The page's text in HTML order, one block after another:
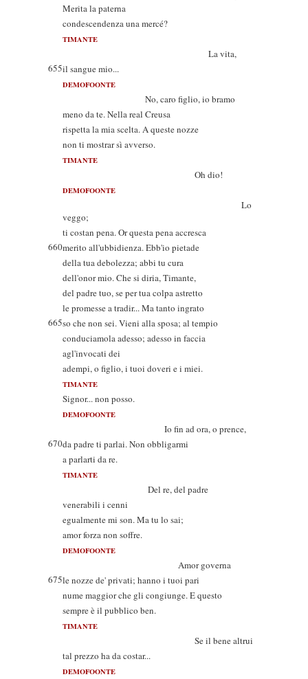
Merita la paterna
condescendenza una mercé?
TIMANTE
La vita,
655il sangue mio...
DEMOFOONTE
No, caro figlio, io bramo
meno da te. Nella real Creusa
rispetta la mia scelta. A queste nozze
non ti mostrar sì avverso.
TIMANTE
Oh dio!
DEMOFOONTE
Lo
veggo;
ti costan pena. Or questa pena accresca
660merito all'ubbidienza. Ebb'io pietade
della tua debolezza; abbi tu cura
dell'onor mio. Che si diria, Timante,
del padre tuo, se per tua colpa astretto
le promesse a tradir... Ma tanto ingrato
665so che non sei. Vieni alla sposa; al tempio
conduciamola adesso; adesso in faccia
agl'invocati dei
adempi, o figlio, i tuoi doveri e i miei.
TIMANTE
Signor... non posso.
DEMOFOONTE
Io fin ad ora, o prence,
670da padre ti parlai. Non obbligarmi
a parlarti da re.
TIMANTE
Del re, del padre
venerabili i cenni
egualmente mi son. Ma tu lo sai;
amor forza non soffre.
DEMOFOONTE
Amor governa
675le nozze de' privati; hanno i tuoi pari
nume maggior che gli congiunge. E questo
sempre è il pubblico ben.
TIMANTE
Se il bene altrui
tal prezzo ha da costar...
DEMOFOONTE